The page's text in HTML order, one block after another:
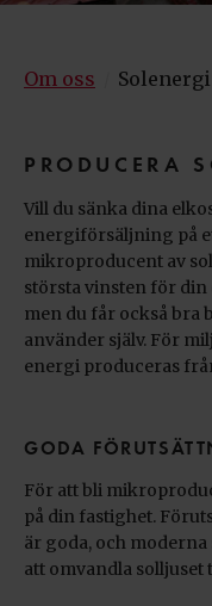
Om oss Solenergi
PRODUCERA
Vill du sänka dina
energiförsäljning på
mikroproducent av
största vinsten för
men du får också bra
använder själv. För
energi produceras
GODA
För att bli
på din fastighet.
är goda, och
att omvandla solljuset